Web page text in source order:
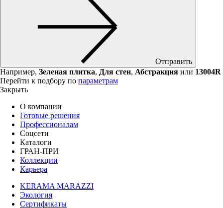
Отправить
Например, Зеленая плитка, Для стен, Абстракция или 13004R
Перейти к подбору по параметрам
Закрыть
О компании
Готовые решения
Профессионалам
Соцсети
Каталоги
ГРАН-ПРИ
Коллекции
Карьера
KERAMA MARAZZI
Экология
Сертификаты